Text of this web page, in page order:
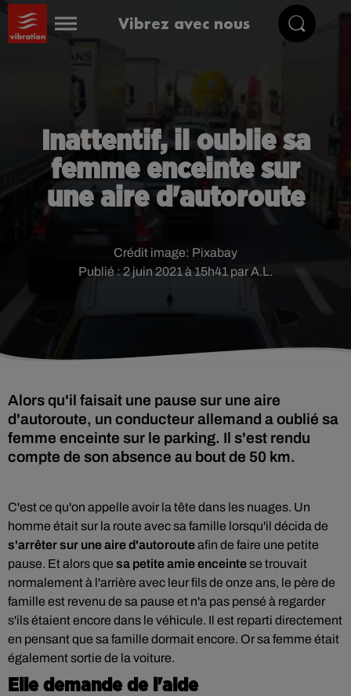
Vibrez avec nous
Inattentif, il oublie sa
femme enceinte sur
une aire d'autoroute
Publié : 2 juin 2021 à 15h41 par A.L.
Crédit image: Pixabay
Alors qu'il faisait une pause sur une aire
d'autoroute, un conducteur allemand a oublié sa
femme enceinte sur le parking. Il s'est rendu
compte de son absence au bout de 50 km.
C'est ce qu'on appelle avoir la tête dans les nuages. Un
homme était sur la route avec sa famille lorsqu'il décida de
s'arrêter sur une aire d'autorouteafin de faire une petite
pause. Et alors que sa petite amie enceintese trouvait
normalement à l'arrière avec leur fils de onze ans, le père de
famille est revenu de sa pause et n'a pas pensé à regarder
s'ils étaient encore dans le véhicule. Il est reparti directement
en pensant que sa famille dormait encore. Or sa femme était
également sortie de la voiture.
Elle demande de l'aide